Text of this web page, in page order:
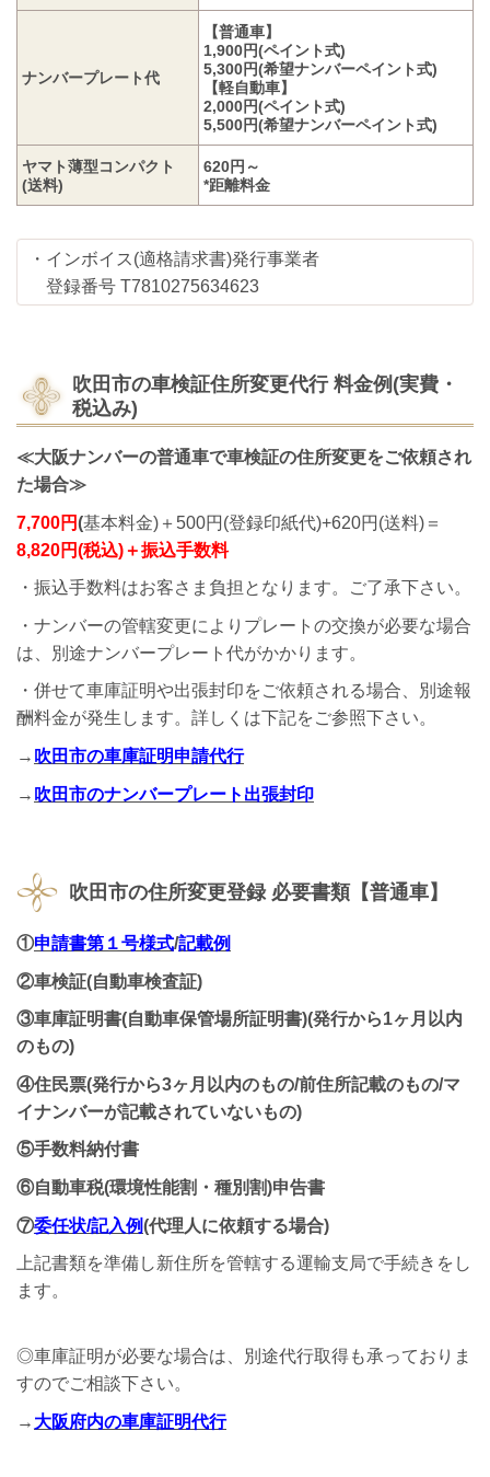
ナンバープレート代
【普通車】
1,900円(ペイント式)
5,300円(希望ナンバーペイント式)
【軽自動車】
2,000円(ペイント式)
5,500円(希望ナンバーペイント式)
ヤマト薄型コンパクト
(送料)
620円～
*距離料金
・インボイス(適格請求書)発行事業者
登録番号 T7810275634623
吹田市の車検証住所変更代行 料金例(実費・
税込み)
≪大阪ナンバーの普通車で車検証の住所変更をご依頼され
た場合≫
7,700円(基本料金)＋500円(登録印紙代)+620円(送料)＝
8,820円(税込)＋振込手数料
・振込手数料はお客さま負担となります。ご了承下さい。
・ナンバーの管轄変更によりプレートの交換が必要な場合
は、別途ナンバープレート代がかかります。
・併せて車庫証明や出張封印をご依頼される場合、別途報
酬料金が発生します。詳しくは下記をご参照下さい。
→ 吹田市の車庫証明申請代行
→ 吹田市のナンバープレート出張封印
吹田市の住所変更登録 必要書類【普通車】
①申請書第１号様式/記載例
②車検証(自動車検査証)
③車庫証明書(自動車保管場所証明書)(発行から1ヶ月以内
のもの)
④住民票(発行から3ヶ月以内のもの/前住所記載のもの/マ
イナンバーが記載されていないもの)
⑤手数料納付書
⑥自動車税(環境性能割・種別割)申告書
⑦委任状/記入例(代理人に依頼する場合)
上記書類を準備し新住所を管轄する運輸支局で手続きをし
ます。
◎車庫証明が必要な場合は、別途代行取得も承っておりま
すのでご相談下さい。
→ 大阪府内の車庫証明代行